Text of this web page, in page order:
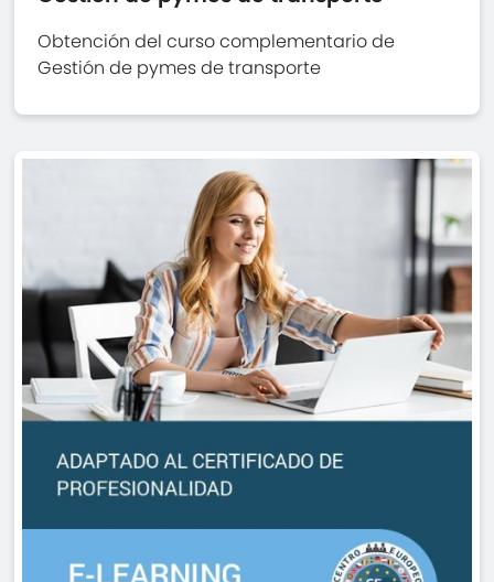
Obtención del curso complementario de
Gestión de pymes de transporte